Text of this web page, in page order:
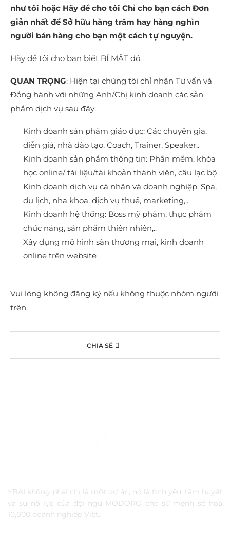
như tôi hoặc Hãy để cho tôi Chỉ cho bạn cách Đơn
giản nhất để Sở hữu hàng trăm hay hàng nghìn
người bán hàng cho bạn một cách tự nguyện.
Hãy để tôi cho bạn biết BÍ MẬT đó.
QUAN TRỌNG: Hiện tại chúng tôi chỉ nhận Tư vấn và
Đồng hành với những Anh/Chị kinh doanh các sản
phẩm dịch vụ sau đây:
Kinh doanh sản phẩm giáo dục: Các chuyên gia,
diễn giả, nhà đào tạo, Coach, Trainer, Speaker..
Kinh doanh sản phẩm thông tin: Phần mềm, khóa
học online/ tài liệu/tài khoản thành viên, câu lạc bộ
Kinh doanh dịch vụ cá nhân và doanh nghiệp: Spa,
du lịch, nha khoa, dịch vụ thuế, marketing,..
Kinh doanh hệ thống: Boss mỹ phẩm, thực phẩm
chức năng, sản phẩm thiên nhiên,..
Xây dựng mô hình sàn thương mại, kinh doanh
online trên website
Vui lòng không đăng ký nếu không thuộc nhóm người
trên.
CHIA SẺ
YBAI không phải chỉ là một dự án, nó là tình yêu, tâm huyết
và sự nỗ lực của đội ngũ MODORO cho sứ mệnh số hoá
10,000 doanh nghiệp Việt.